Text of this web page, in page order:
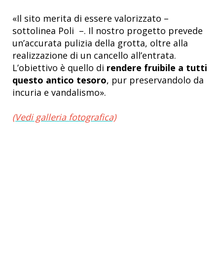
«Il sito merita di essere valorizzato –
sottolinea Poli –. Il nostro progetto prevede
un’accurata pulizia della grotta, oltre alla
realizzazione di un cancello all’entrata.
L’obiettivo è quello di rendere fruibile a tutti
questo antico tesoro, pur preservandolo da
incuria e vandalismo».
(Vedi galleria fotografica)